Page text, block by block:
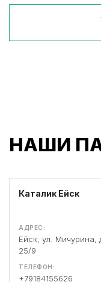
НАШИ
Каталик Ейск
АДРЕС:
Ейск, ул. Мичурина,
25/9
ТЕЛЕФОН:
+79184155626